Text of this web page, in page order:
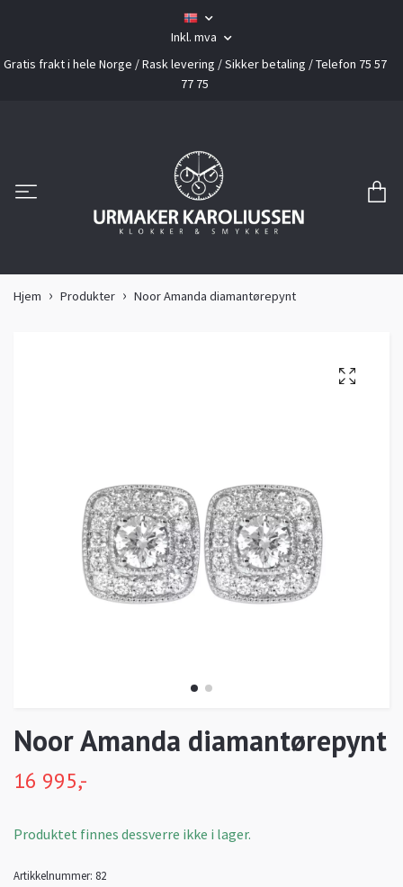
Inkl. mva
Gratis frakt i hele Norge / Rask levering / Sikker betaling / Telefon 75 57
77 75
Hjem Produkter Noor Amanda diamantørepynt
Noor Amanda diamantørepynt
16 995,-
Produktet finnes dessverre ikke i lager.
Artikkelnummer: 82